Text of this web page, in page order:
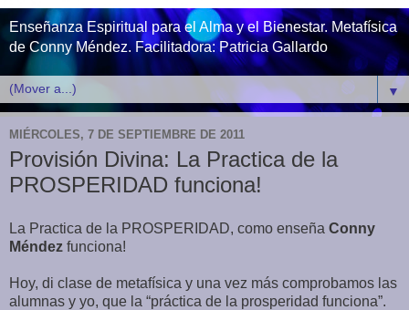
Enseñanza Espiritual para el Alma y el Bienestar. Metafísica
de Conny Méndez. Facilitadora: Patricia Gallardo
▼
MIÉRCOLES, 7 DE SEPTIEMBRE DE 2011
Provisión Divina: La Practica de la
PROSPERIDAD funciona!
La Practica de la PROSPERIDAD, como enseña Conny
Méndez funciona!
Hoy, di clase de metafísica y una vez más comprobamos las
alumnas y yo, que la “práctica de la prosperidad funciona”.